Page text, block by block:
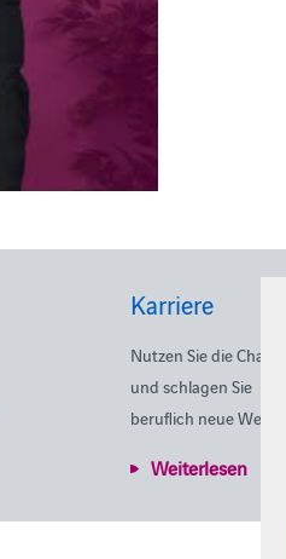
Karriere
Nutzen Sie die Chance
und schlagen Sie
beruflich neue Wege
Weiterlesen